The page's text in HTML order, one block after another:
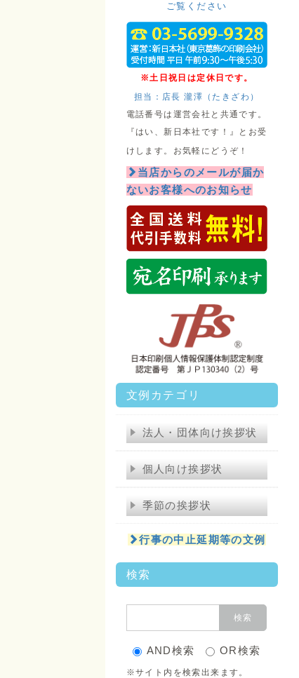
ご覧ください
※土日祝日は定休日です。
担当：店長 瀧澤（たきざわ）
電話番号は運営会社と共通です。
『はい、新日本社です！』とお受
けします。お気軽にどうぞ！
当店からのメールが届か
ないお客様へのお知らせ
文例カテゴリ
法人・団体向け挨拶状
個人向け挨拶状
季節の挨拶状
行事の中止延期等の文例
検索
AND検索 OR検索
※サイト内を検索出来ます。